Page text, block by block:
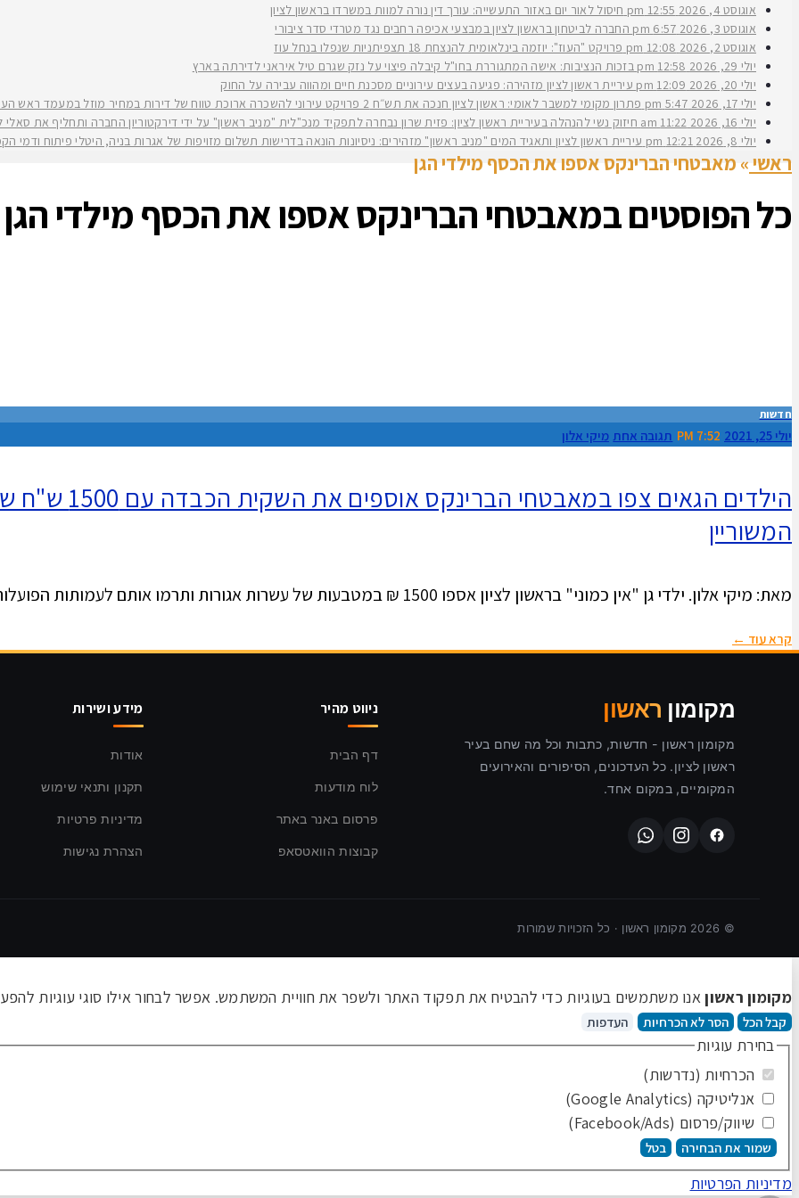
אוגוסט 4, 2026
12:55 pm
חיסול לאור יום באזור התעשייה: עורך דין נורה למוות במשרדו בראשון לציון
אוגוסט 3, 2026
6:57 pm
החברה לביטחון בראשון לציון במבצעי אכיפה רחבים נגד מטרדי סדר ציבורי
אוגוסט 2, 2026
12:08 pm
פרויקט "העוז": יוזמה בינלאומית להנצחת 18 תצפיתניות שנפלו בנחל עוז
יולי 29, 2026
12:58 pm
בזכות הנציבות: אישה המתגוררת בחו"ל קיבלה פיצוי על נזק שגרם טיל איראני לדירתה בארץ
יולי 20, 2026
12:09 pm
עיריית ראשון לציון מזהירה: פגיעה בעצים עירוניים מסכנת חיים ומהווה עבירה על החוק
יולי 17, 2026
5:47 pm
פתרון מקומי למשבר לאומי: ראשון לציון חנכה את תש״ח 2 פרויקט עירוני להשכרה ארוכת טווח של דירות במחיר מוזל במעמד ראש העירייה רז קינסטליך
יולי 16, 2026
11:22 am
חיזוק נשי להנהלה בעיריית ראשון לציון: פזית שרון נבחרה לתפקיד מנכ"לית "מניב ראשון" על ידי דירקטוריון החברה ותחליף את סאלי לוי שפורשת
יולי 8, 2026
12:21 pm עיריית ראשון לציון ותאגיד המים "מניב ראשון" מזהירים: ניסיונות הונאה בדרישות תשלום מזויפות של אגרות בניה, היטלי פיתוח
ראשי» מאבטחי הברינקס אספו את הכסף מילדי הגן
כל הפוסטים במאבטחי הברינקס אספו את הכסף מילדי הגן
חדשות
יולי 25, 2021 7:52 PM תגובה אחת מיקי אלון
הילדים
המשוריין
מאת: מיקי אלון. ילדי גן "אין כמוני" בראשון לציון אספו 1500 ₪ במטבעות של עשרות אגורות ותרמו אותם לעמותות הפועלות
קרא עוד ←
מקומון ראשון
מקומון ראשון - חדשות, כתבות וכל מה שחם בעיר
ראשון לציון. כל העדכונים, הסיפורים והאירועים
המקומיים, במקום אחד.
ניווט מהיר
דף הבית
לוח מודעות
פרסום באנר באתר
קבוצות הוואטסאפ
מידע ושירות
אודות
תקנון ותנאי שימוש
מדיניות פרטיות
הצהרת נגישות
©
2026 מקומון ראשון · כל הזכויות שמורות
מקומון ראשוןאנו משתמשים בעוגיות כדי להבטיח את תפקוד האתר ולשפר את חוויית המשתמש. אפשר לבחור אילו סוגי עוגיות
קבל הכל הסר לא הכרחיות העדפות
בחירת עוגיות
הכרחיות (נדרשות)
אנליטיקה (Google Analytics)
שיווק/פרסום (Facebook/Ads)
שמור את הבחירה בטל
מדיניות הפרטיות